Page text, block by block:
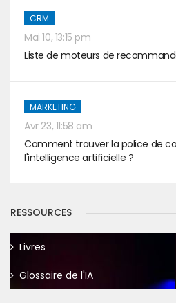
CRM
Mai 10, 13:15 pm
Liste de moteurs de
MARKETING
Avr 23, 11:58 am
Comment trouver la police de
l'intelligence artificielle ?
RESSOURCES
Livres
Glossaire de l'IA